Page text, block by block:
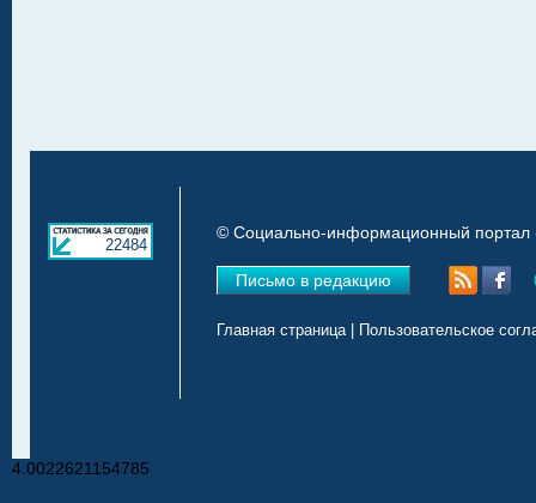
22484
© Социально-информационный портал
Письмо в редакцию
Главная страница| Пользовательское
4.0022621154785